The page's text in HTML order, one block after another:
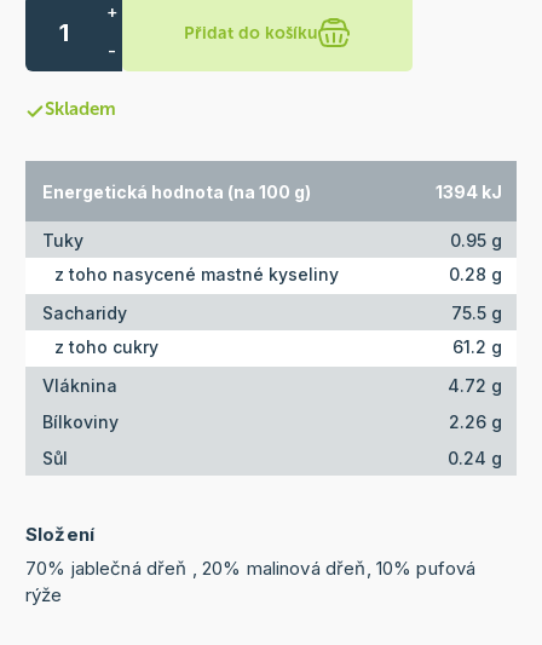
+
-
Přidat do košíku
Skladem
Energetická hodnota (na 100 g) 1394 kJ
Tuky
0.95 g
z toho nasycené mastné kyseliny
0.28 g
Sacharidy
75.5 g
z toho cukry
61.2 g
Vláknina
4.72 g
Bílkoviny
2.26 g
Sůl
0.24 g
Složení
70% jablečná dřeň , 20% malinová dřeň, 10% pufová
rýže